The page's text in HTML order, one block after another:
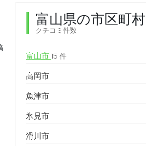
富山県の市区町村
クチコミ件数
富山市 15 件
高岡市
魚津市
氷見市
滑川市